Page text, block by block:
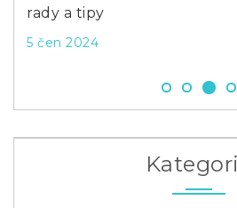
rady a tipy
5 čen 2024